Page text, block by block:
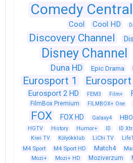
Comedy Central
Cool Cool HD
Discovery Channel
Disney Channel
Duna HD
Epic Drama
Eurosport 1
Eurosport 2 HD
FEM3 Film+
FilmBox Premium FILMBOX+ One
FOX FOX HD Galaxy4 HBO
HGTV History Humor+ ID ID
Kiwi TV
Kölyökklub LiChi TV
M4 Sport M4 Sport HD Match4
Mozi+ Mozi+ HD Moziverzum